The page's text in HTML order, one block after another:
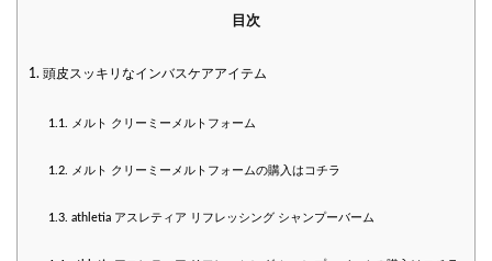
目次
1. 頭皮スッキリなインバスケアアイテム
1.1. メルト クリーミーメルトフォーム
1.2. メルト クリーミーメルトフォームの購入はコチラ
1.3. athletia アスレティア リフレッシング シャンプーバーム